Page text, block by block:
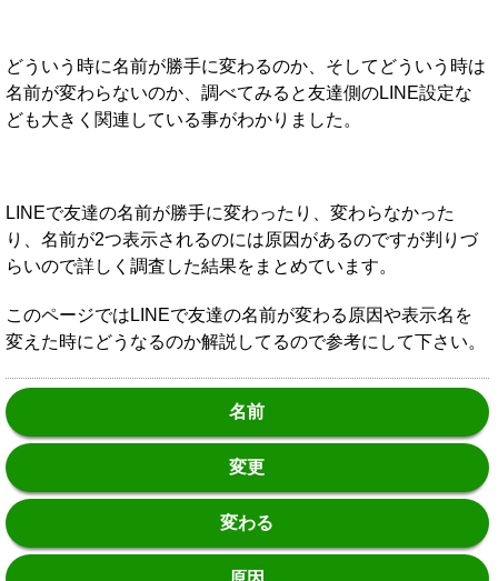
どういう時に名前が勝手に変わるのか、そしてどういう時は
名前が変わらないのか、調べてみると友達側のLINE設定な
ども大きく関連している事がわかりました。
LINEで友達の名前が勝手に変わったり、変わらなかった
り、名前が2つ表示されるのには原因があるのですが判りづ
らいので詳しく調査した結果をまとめています。
このページではLINEで友達の名前が変わる原因や表示名を
変えた時にどうなるのか解説してるので参考にして下さい。
名前
変更
変わる